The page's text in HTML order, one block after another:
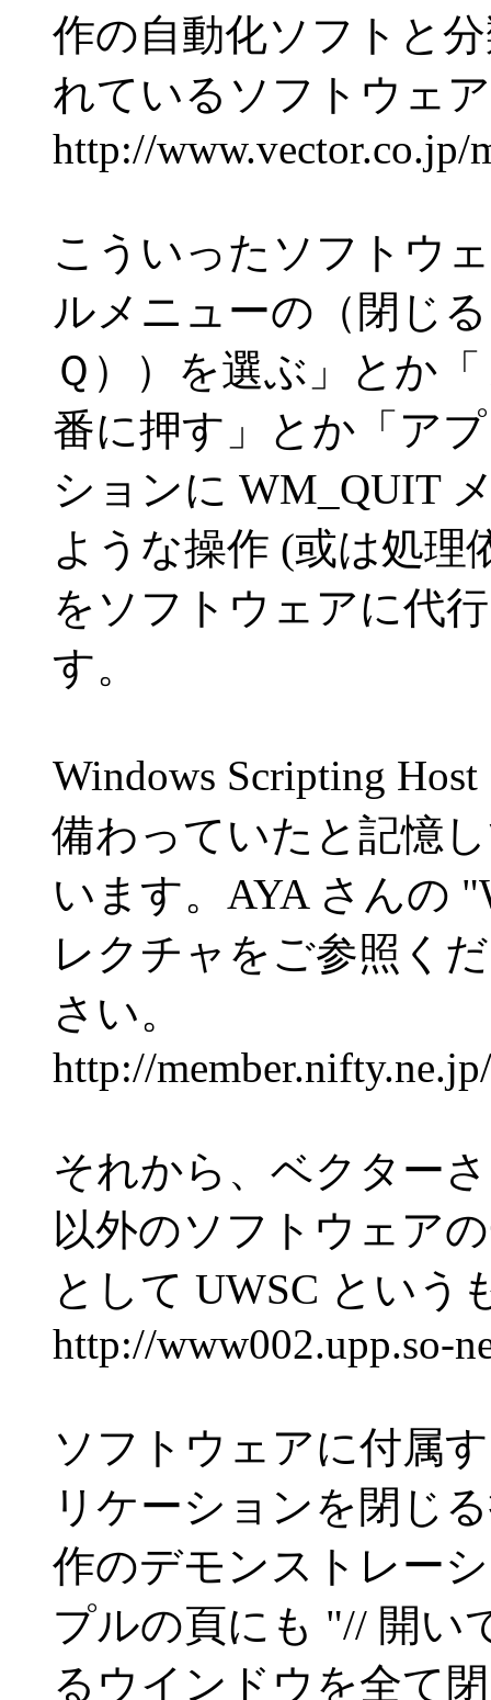
作の自動化ソフトと
れているソフトウェ
http://www.vector.co.jp/
こういったソフトウ
ルメニューの（閉じ
Ｑ））を選ぶ」とか
番に押す」とか「ア
ションに WM_QUIT
ような操作 (或は処理
をソフトウェアに代
す。
Windows Scripting
備わっていたと記憶
います。AYA さんの
レクチャをご参照くだ
さい。
http://
それから、ベクター
以外のソフトウェア
として UWSC という
http://www002.upp.so-
ソフトウェアに付属
リケーションを閉じ
作のデモンストレー
プルの頁にも "// 開い
るウインドウを全て